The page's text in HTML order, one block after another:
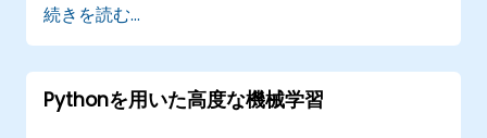
す。Pythonは実際に企業活動を支えており、世界
中の科学者たちにも広く利用されています。まさ
に現在一番人気のあるプログラミング言語と言え
るでしょう。
続きを読む...
Pythonを用いた高度な機械学習